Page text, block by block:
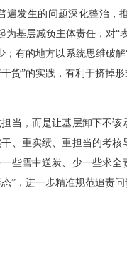
发生的问题深化整治，
基层减负主体责任，对“
有的地方以系统思维破
货”的实践，有利于挤掉
当，而是让基层卸下不该
、重实绩、重担当的考
些雪中送炭、少一些求
”，进一步精准规范追责